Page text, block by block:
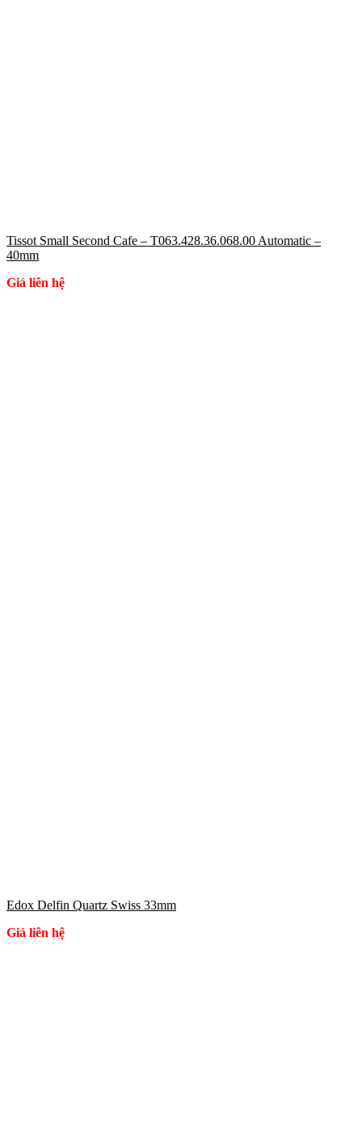
Tissot Small Second Cafe – T063.428.36.068.00 Automatic –
40mm
Giá liên hệ
Edox Delfin Quartz Swiss 33mm
Giá liên hệ